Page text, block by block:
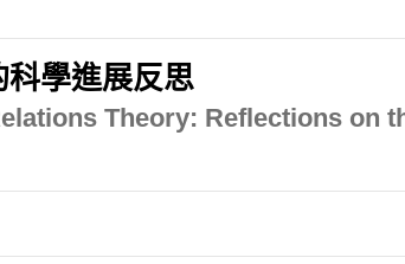
學進展反思
Theory: Reflections on